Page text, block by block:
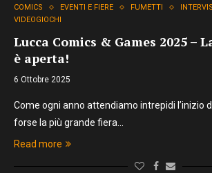
COMICS
EVENTI E FIERE FUMETTI
VIDEOGIOCHI
Lucca Comics & Games 2025 –
è aperta!
6 Ottobre 2025
Come ogni anno attendiamo intrepidi l’inizio
forse la più grande fiera…
Read more